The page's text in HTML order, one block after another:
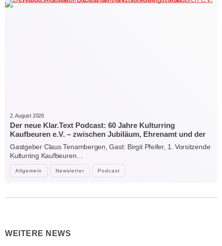
Allgemein Newsletter Podcast
2. August 2026
Der neue Klar.Text Podcast: 60 Jahre Kulturring
Kaufbeuren e.V. – zwischen Jubiläum, Ehrenamt und der
Kraft der Kultur
Gastgeber Claus Tenambergen, Gast: Birgit Pfeifer, 1. Vorsitzende
Kulturring Kaufbeuren…
WEITERE NEWS